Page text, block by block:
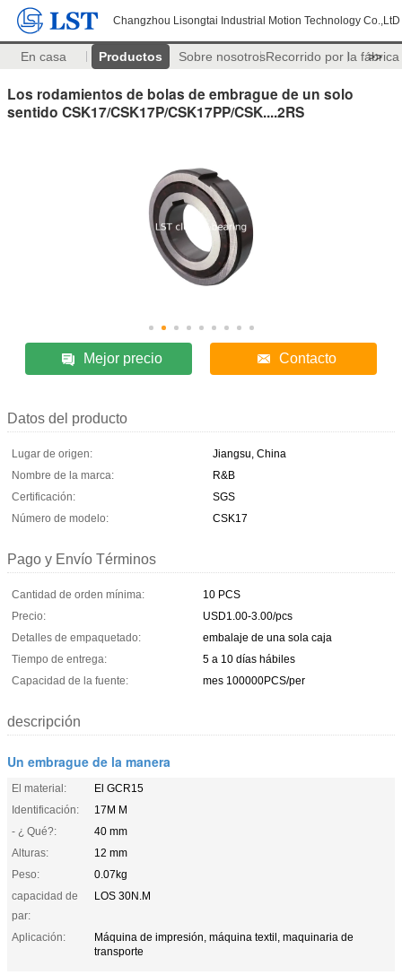
Changzhou Lisongtai Industrial Motion Technology Co.,LtD
En casa Productos Sobre nosotrosRecorrido por la fábrica
>>
Los rodamientos de bolas de embrague de un solo
sentido CSK17/CSK17P/CSK17PP/CSK....2RS
Mejor precio Contacto
Datos del producto
Lugar de origen:
Jiangsu, China
Nombre de la marca:
R&B
Certificación:
SGS
Número de modelo:
CSK17
Pago y Envío Términos
Cantidad de orden mínima:
10 PCS
Precio:
USD1.00-3.00/pcs
Detalles de empaquetado:
embalaje de una sola caja
Tiempo de entrega:
5 a 10 días hábiles
Capacidad de la fuente:
mes 100000PCS/per
descripción
Un embrague de la manera
El material:
El GCR15
Identificación:
17M M
- ¿ Qué?:
40 mm
Alturas:
12 mm
Peso:
0.07kg
capacidad de
par:
LOS 30N.M
Aplicación:
Máquina de impresión, máquina textil, maquinaria de
transporte